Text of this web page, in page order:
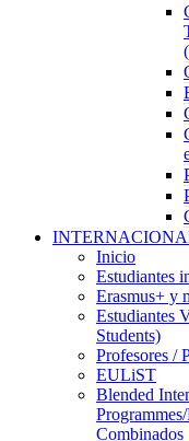
Inicio
Estudiantes
Erasmus+ y
Estudiantes
Students)
Profesores /
EULiST
Blended
Combinados